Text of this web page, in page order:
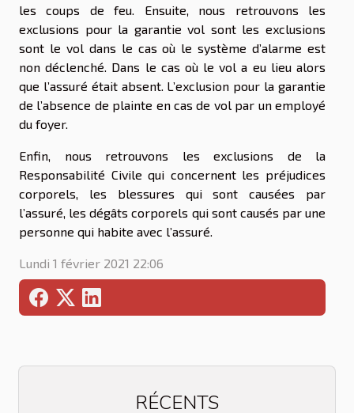
les coups de feu. Ensuite, nous retrouvons les
exclusions pour la garantie vol sont les exclusions
sont le vol dans le cas où le système d’alarme est
non déclenché. Dans le cas où le vol a eu lieu alors
que l’assuré était absent. L’exclusion pour la garantie
de l’absence de plainte en cas de vol par un employé
du foyer.
Enfin, nous retrouvons les exclusions de la
Responsabilité Civile qui concernent les préjudices
corporels, les blessures qui sont causées par
l’assuré, les dégâts corporels qui sont causés par une
personne qui habite avec l’assuré.
Lundi 1 février 2021 22:06
RÉCENTS